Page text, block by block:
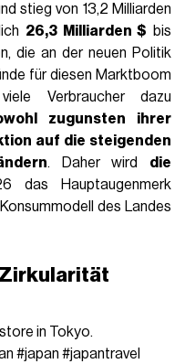
stieg von 13,2 Milliarden
26,3 Milliarden $ bis
die an der neuen Politik
für diesen Marktboom
Verbraucher dazu
zugunsten ihrer
auf die steigenden
. Daher wird die
das Hauptaugenmerk
des Landes
in Tokyo.
#japan #japantravel